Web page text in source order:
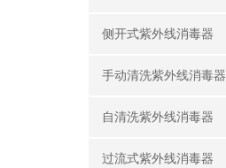
侧开式紫外线消毒器
手动清洗紫外线消毒器
自清洗紫外线消毒器
过流式紫外线消毒器